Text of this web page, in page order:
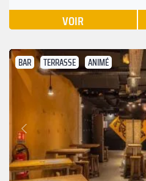
VOIR
BAR TERRASSE ANIMÉ
Précédent